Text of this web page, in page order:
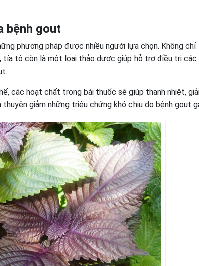
bệnh gout
phương pháp được nhiều người lựa chọn. Không
tía tô còn là một loại thảo dược giúp hỗ trợ điều trị
các hoạt chất trong bài thuốc sẽ giúp thanh nhiệt,
giảm những triệu chứng khó chịu do bệnh gout